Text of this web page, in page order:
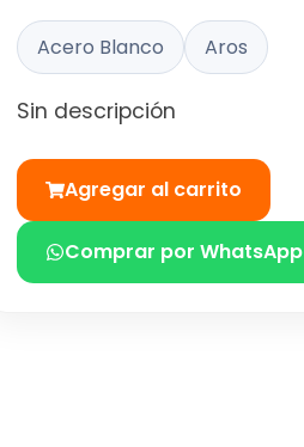
Acero Blanco Aros
Sin descripción
Agregar al carrito
Comprar por WhatsApp